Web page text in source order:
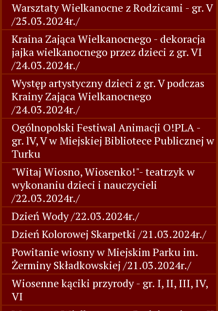
Warsztaty Wielkanocne z Rodzicami - gr. V
/25.03.2024r./
Kraina Zająca Wielkanocnego - dekoracja
jajka wielkanocnego przez dzieci z gr. VI
/24.03.2024r./
Występ artystyczny dzieci z gr. V podczas
Krainy Zająca Wielkanocnego
/24.03.2024r./
Ogólnopolski Festiwal Animacji O!PLA -
gr. lV, V w Miejskiej Bibliotece Publicznej w
Turku
"Witaj Wiosno, Wiosenko!"- teatrzyk w
wykonaniu dzieci i nauczycieli
/22.03.2024r./
Dzień Wody /22.03.2024r./
Dzień Kolorowej Skarpetki /21.03.2024r./
Powitanie wiosny w Miejskim Parku im.
Żerminy Składkowskiej /21.03.2024r./
Wiosenne kąciki przyrody - gr. I, II, III, IV,
VI